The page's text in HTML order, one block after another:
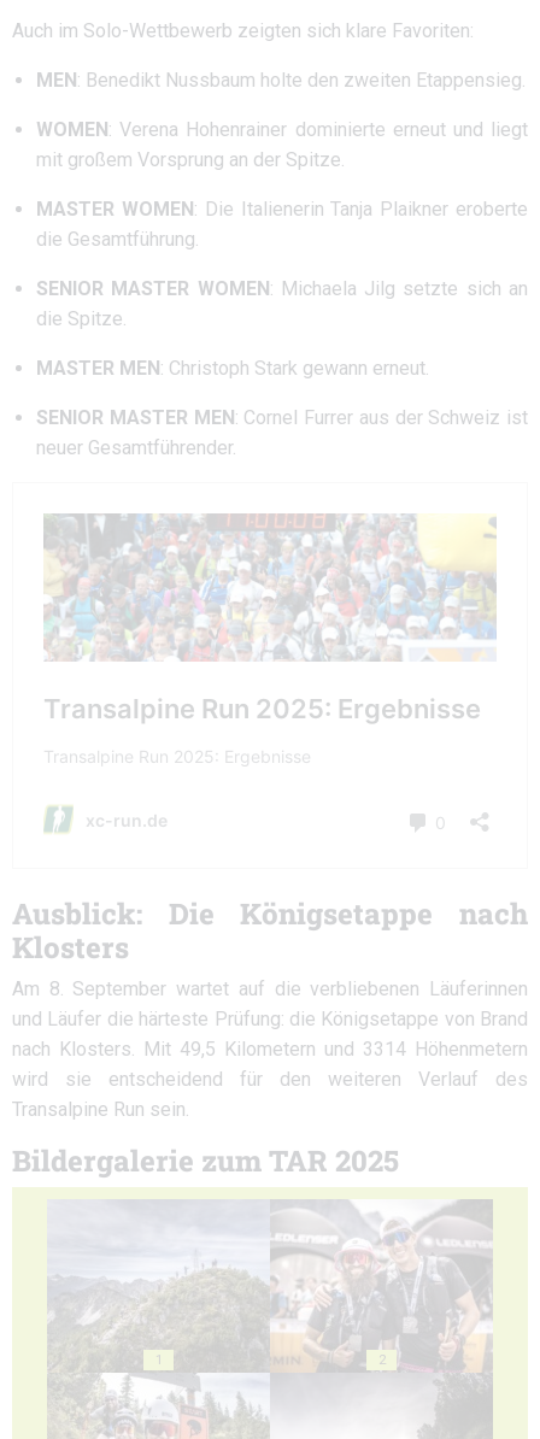
Auch im Solo-Wettbewerb zeigten sich klare Favoriten:
MEN: Benedikt Nussbaum holte den zweiten Etappensieg.
WOMEN: Verena Hohenrainer dominierte erneut und liegt
mit großem Vorsprung an der Spitze.
MASTER WOMEN: Die Italienerin Tanja Plaikner eroberte
die Gesamtführung.
SENIOR MASTER WOMEN: Michaela Jilg setzte sich an
die Spitze.
MASTER MEN: Christoph Stark gewann erneut.
SENIOR MASTER MEN: Cornel Furrer aus der Schweiz ist
neuer Gesamtführender.
Ausblick: Die Königsetappe nach
Klosters
Am 8. September wartet auf die verbliebenen Läuferinnen
und Läufer die härteste Prüfung: die Königsetappe von Brand
nach Klosters. Mit 49,5 Kilometern und 3314 Höhenmetern
wird sie entscheidend für den weiteren Verlauf des
Transalpine Run sein.
Bildergalerie zum TAR 2025
1 2